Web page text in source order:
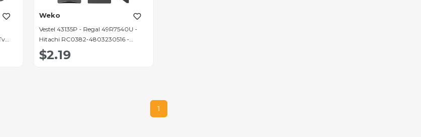
Weko
Vestel 43135P - Regal 49R7540U -
Hitachi RC0382-4803230516 -
Toshiba Netflix-Prime Video-
Youtube-Twitch Tuşlu Lcd-Led Tv
$2.19
1